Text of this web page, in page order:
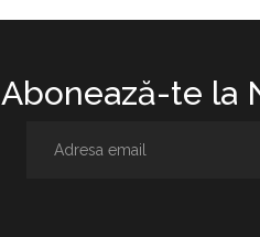
Abonează-te la